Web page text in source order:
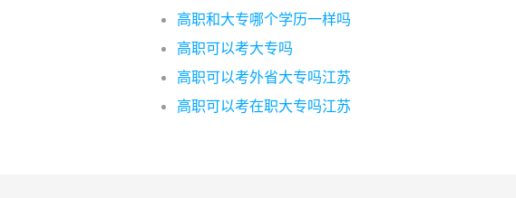
高职和大专哪个学历一样吗
高职可以考大专吗
高职可以考外省大专吗江苏
高职可以考在职大专吗江苏